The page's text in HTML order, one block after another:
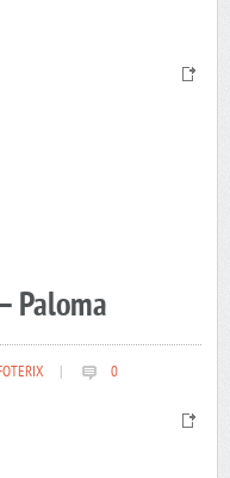
Paloma
0